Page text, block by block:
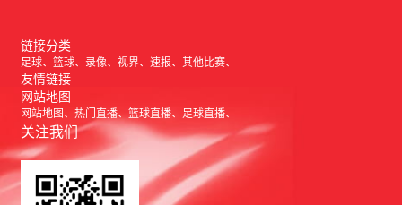
链接分类
足球 篮球 录像 视界 速报 其他比赛
友情链接
网站地图
网站地图 热门直播 篮球直播 足球直播
关注我们